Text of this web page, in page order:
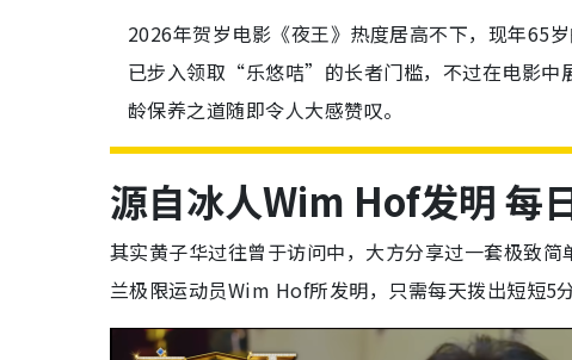
2026年贺岁电影《夜王》热度居高不下，现年65
已步入领取“乐悠咭”的长者门槛，不过在电影中
龄保养之道随即令人大感赞叹。
源自冰人Wim Hof发明 每
其实黄子华过往曾于访问中，大方分享过一套极致
兰极限运动员Wim Hof所发明，只需每天拨出短短5